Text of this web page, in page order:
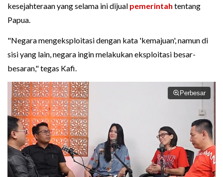
kesejahteraan yang selama ini dijual pemerintah tentang
Papua.
"Negara mengeksploitasi dengan kata 'kemajuan', namun di
sisi yang lain, negara ingin melakukan eksploitasi besar-
besaran," tegas Kafi.
Perbesar